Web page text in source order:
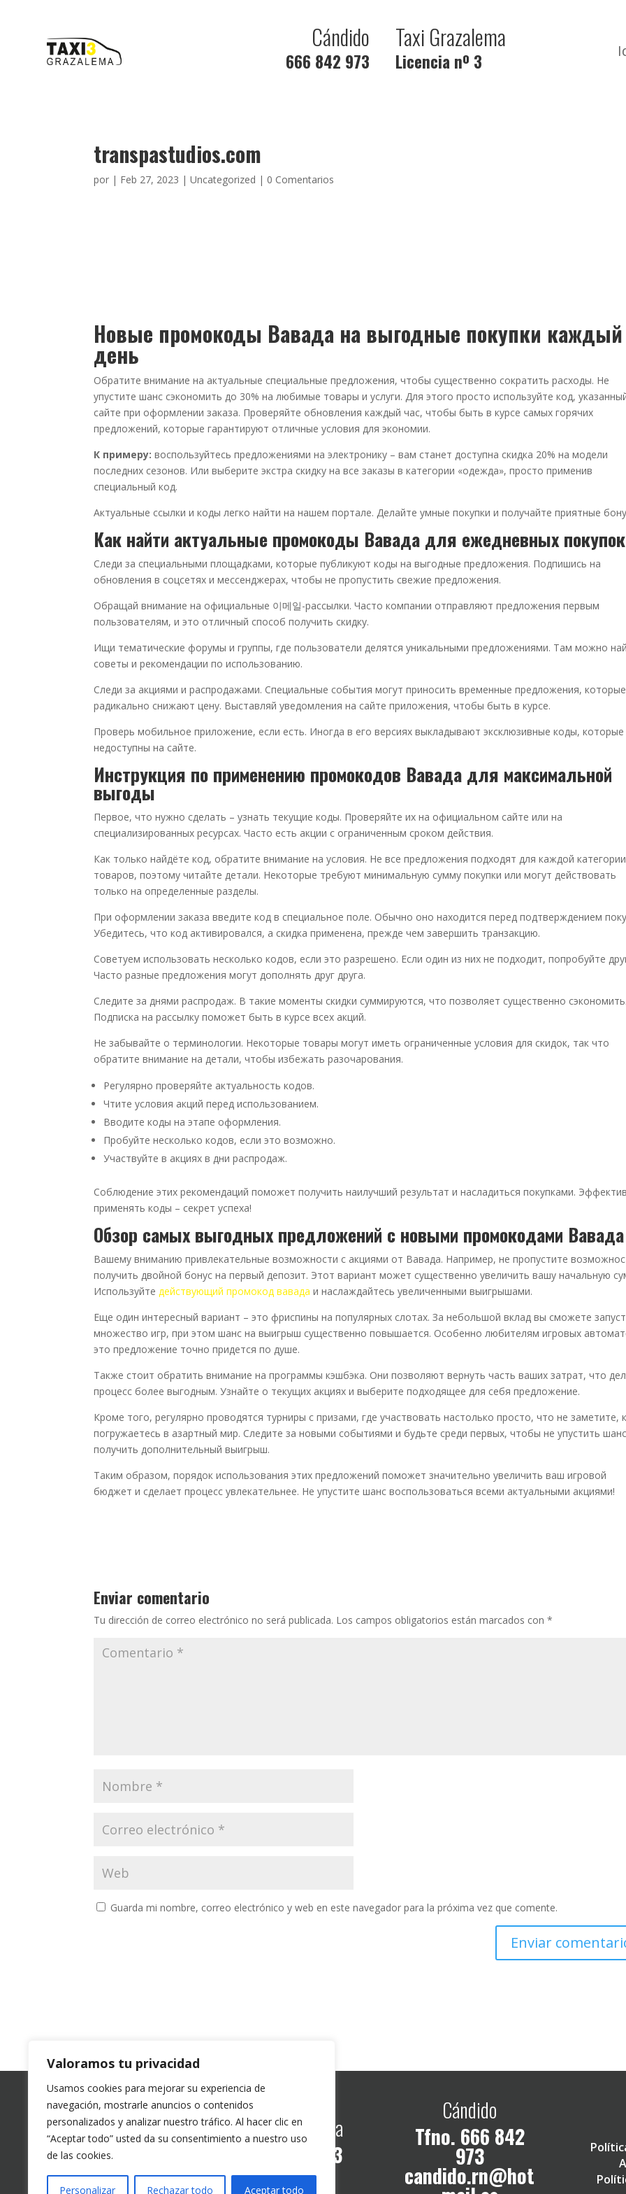
Valoramos tu privacidad
Usamos cookies para mejorar su experiencia de
navegación, mostrarle anuncios o contenidos
personalizados y analizar nuestro tráfico. Al hacer clic en
“Aceptar todo” usted da su consentimiento a nuestro uso
de las cookies.
Personalizar Rechazar todo Aceptar todo
Cándido
666 842 973
Taxi Grazalema
Licencia nº 3
transpastudios.com
por | Feb 27, 2023 |Uncategorized | 0 Comentarios
Новые промокоды Вавада на выгодные покупки каждый
день
Обратите внимание на актуальные специальные предложения, чтобы существенно сократить расходы. Не
упустите шанс сэкономить до 30% на любимые товары и услуги. Для этого просто используйте код,
сайте при оформлении заказа. Проверяйте обновления каждый час, чтобы быть в курсе самых горячих
предложений, которые гарантируют отличные условия для экономии.
К примеру: воспользуйтесь предложениями на электронику – вам станет доступна скидка 20% на модели
последних сезонов. Или выберите экстра скидку на все заказы в категории «одежда», просто применив
специальный код.
Актуальные ссылки и коды легко найти на нашем портале. Делайте умные покупки и получайте приятные
Как найти актуальные промокоды Вавада для ежедневных покупок
Следи за специальными площадками, которые публикуют коды на выгодные предложения. Подпишись на
обновления в соцсетях и мессенджерах, чтобы не пропустить свежие предложения.
Обращай внимание на официальные 이메일-рассылки. Часто компании отправляют предложения первым
пользователям, и это отличный способ получить скидку.
Ищи тематические форумы и группы, где пользователи делятся уникальными предложениями. Там можно
советы и рекомендации по использованию.
Следи за акциями и распродажами. Специальные события могут приносить временные предложения, которые
радикально снижают цену. Выставляй уведомления на сайте приложения, чтобы быть в курсе.
Проверь мобильное приложение, если есть. Иногда в его версиях выкладывают эксклюзивные коды, которые
недоступны на сайте.
Инструкция по применению промокодов Вавада для максимальной
выгоды
Первое, что нужно сделать – узнать текущие коды. Проверяйте их на официальном сайте или на
специализированных ресурсах. Часто есть акции с ограниченным сроком действия.
Как только найдёте код, обратите внимание на условия. Не все предложения подходят для каждой категории
товаров, поэтому читайте детали. Некоторые требуют минимальную сумму покупки или могут действовать
только на определенные разделы.
При оформлении заказа введите код в специальное поле. Обычно оно находится перед подтверждением
Убедитесь, что код активировался, а скидка применена, прежде чем завершить транзакцию.
Советуем использовать несколько кодов, если это разрешено. Если один из них не подходит, попробуйте
Часто разные предложения могут дополнять друг друга.
Следите за днями распродаж. В такие моменты скидки суммируются, что позволяет существенно сэкономить.
Подписка на рассылку поможет быть в курсе всех акций.
Не забывайте о терминологии. Некоторые товары могут иметь ограниченные условия для скидок, так что
обратите внимание на детали, чтобы избежать разочарования.
Регулярно проверяйте актуальность кодов.
Чтите условия акций перед использованием.
Вводите коды на этапе оформления.
Пробуйте несколько кодов, если это возможно.
Участвуйте в акциях в дни распродаж.
Соблюдение этих рекомендаций поможет получить наилучший результат и насладиться покупками.
применять коды – секрет успеха!
Обзор самых выгодных предложений с новыми промокодами Вавада
Вашему вниманию привлекательные возможности с акциями от Вавада. Например, не пропустите
получить двойной бонус на первый депозит. Этот вариант может существенно увеличить вашу начальную
Используйте действующий промокод вавада и наслаждайтесь увеличенными выигрышами.
Еще один интересный вариант – это фриспины на популярных слотах. За небольшой вклад вы сможете
множество игр, при этом шанс на выигрыш существенно повышается. Особенно любителям игровых
это предложение точно придется по душе.
Также стоит обратить внимание на программы кэшбэка. Они позволяют вернуть часть ваших затрат, что
процесс более выгодным. Узнайте о текущих акциях и выберите подходящее для себя предложение.
Кроме того, регулярно проводятся турниры с призами, где участвовать настолько просто, что не заметите,
погружаетесь в азартный мир. Следите за новыми событиями и будьте среди первых, чтобы не упустить шанс
получить дополнительный выигрыш.
Таким образом, порядок использования этих предложений поможет значительно увеличить ваш игровой
бюджет и сделает процесс увлекательнее. Не упустите шанс воспользоваться всеми актуальными акциями!
Enviar comentario
Tu dirección de correo electrónico no será publicada. Los campos obligatorios están marcados con*
Guarda mi nombre, correo electrónico y web en este navegador para la próxima vez que comente.
Taxi Grazalema
Licencia nº 3

Cándido
Tfno. 666 842
973
candido.rn@hot